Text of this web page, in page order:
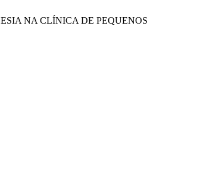
NA CLÍNICA DE PEQUENOS